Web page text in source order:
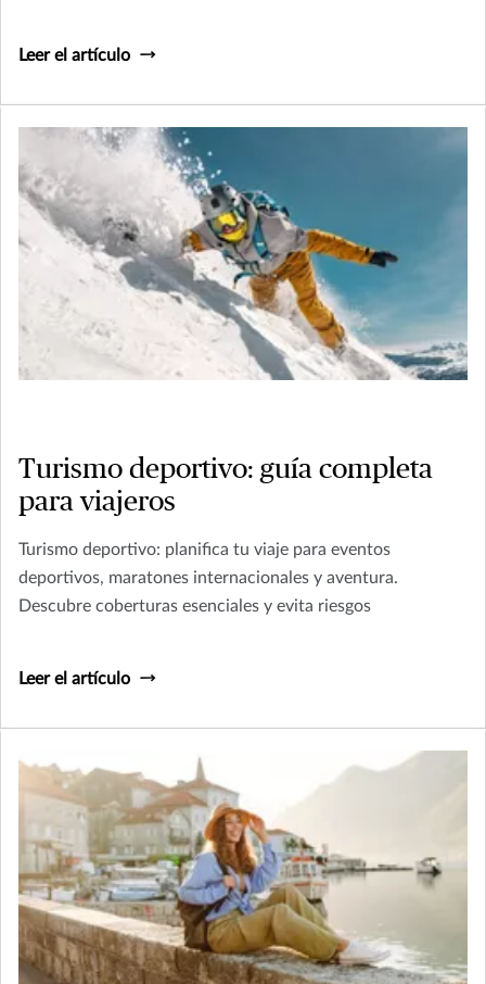
Leer el artículo
Turismo deportivo: guía completa
para viajeros
Turismo deportivo: planifica tu viaje para eventos
deportivos, maratones internacionales y aventura.
Descubre coberturas esenciales y evita riesgos
Leer el artículo